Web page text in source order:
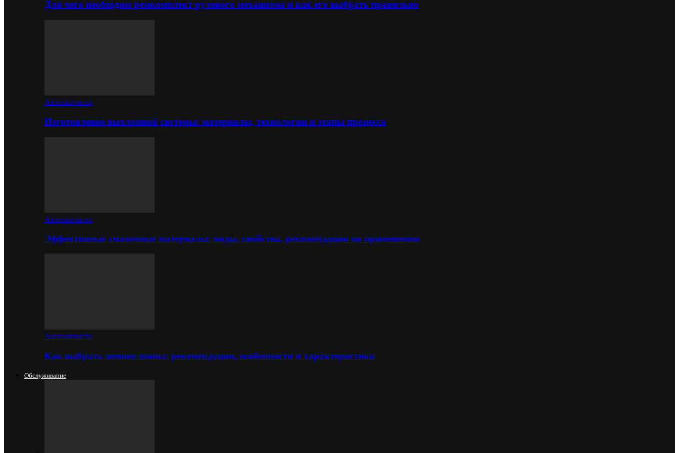
Для чего необходим ремкомплект рулевого механизма и как его выбрать правильно
Автозапчасти
Изготовление выхлопной системы: материалы, технологии и этапы процесса
Автозапчасти
Эффективные смазочные материалы: виды, свойства, рекомендации по применению
Автозапчасти
Как выбрать зимние шины: рекомендации, особенности и характеристики
Обслуживание